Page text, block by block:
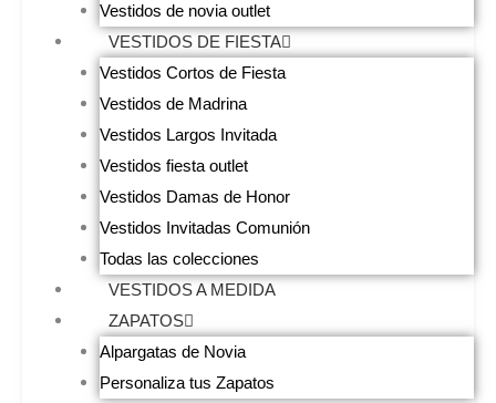
Vestidos de novia outlet
VESTIDOS DE FIESTA
Vestidos Cortos de Fiesta
Vestidos de Madrina
Vestidos Largos Invitada
Vestidos fiesta outlet
Vestidos Damas de Honor
Vestidos Invitadas Comunión
Todas las colecciones
VESTIDOS A MEDIDA
ZAPATOS
Alpargatas de Novia
Personaliza tus Zapatos